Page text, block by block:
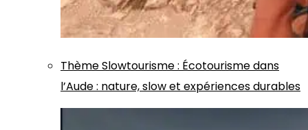
ThèmeSlowtourisme: Écotourisme dans
l’Aude : nature, slow et expériences durables